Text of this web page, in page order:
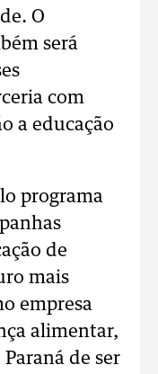
O
será
com
a educação
programa
de
mais
empresa
alimentar,
de ser